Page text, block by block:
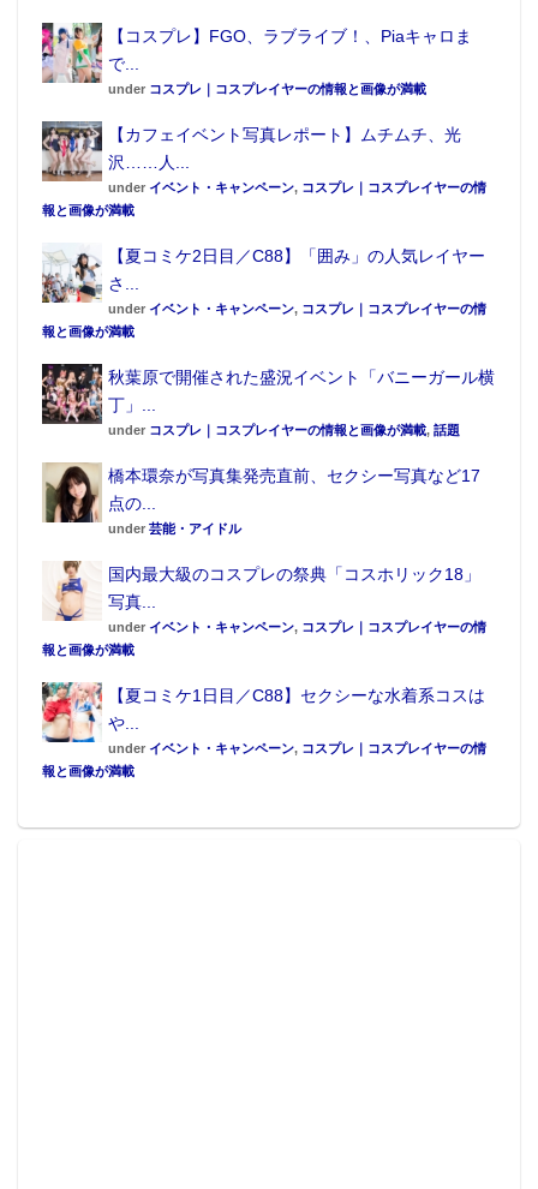
▲上下の画面を1つの液晶モニターに出力している。
一体何が何なのか。混乱しながらお店の人に伺ったと
ころ、どうやら「はんだ付け工房」では、
を販売しているようだ。YouTubeやニコニコ動画のゲ
ーム実況者たちの間では非常にポピュラーなアイテム
で、度々用いられているという。店舗では『ニンテン
ドー3DS』のみならず、『PS Vita』も扱っており、本
体と『偽トロキャプチャー』のセット販売、および手
持ちのゲーム機に『偽トロキャプチャー』を搭載する
ことも可能とのこと。
【コスプレ】FGO、ラブライブ！、Piaキャロま
で...
under コスプレ｜コスプレイヤーの情報と画像が満載
【カフェイベント写真レポート】ムチムチ、光
沢……人...
under イベント・キャンペーン, コスプレ｜コスプレイヤーの情
報と画像が満載
【夏コミケ2日目／C88】「囲み」の人気レイヤー
さ...
under イベント・キャンペーン, コスプレ｜コスプレイヤーの情
報と画像が満載
秋葉原で開催された盛況イベント「バニーガール横
丁」...
under コスプレ｜コスプレイヤーの情報と画像が満載, 話題
橋本環奈が写真集発売直前、セクシー写真など17
点の...
under 芸能・アイドル
国内最大級のコスプレの祭典「コスホリック18」
写真...
under イベント・キャンペーン, コスプレ｜コスプレイヤーの情
報と画像が満載
【夏コミケ1日目／C88】セクシーな水着系コスは
や...
under イベント・キャンペーン, コスプレ｜コスプレイヤーの情
報と画像が満載